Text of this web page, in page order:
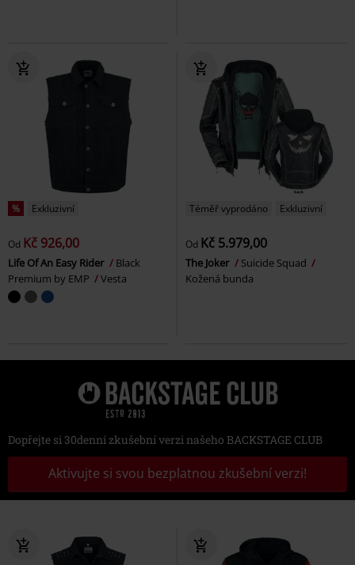
% Exkluzivní
Od Kč 926,00
Life Of An Easy Rider
Black
Premium by EMP
Vesta
Téměř vyprodáno Exkluzivní
Od Kč 5.979,00
The Joker
Suicide Squad
Kožená bunda
Dopřejte si 30denní zkušební verzi našeho BACKSTAGE CLUB
Aktivujte si svou bezplatnou zkušební verzi!